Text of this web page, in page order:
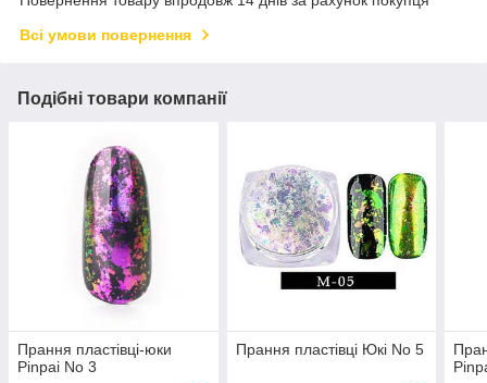
Всі умови повернення
Подібні товари компанії
Прання пластівці-юки
Pinpai No 3
Прання пластівці Юкі No 5